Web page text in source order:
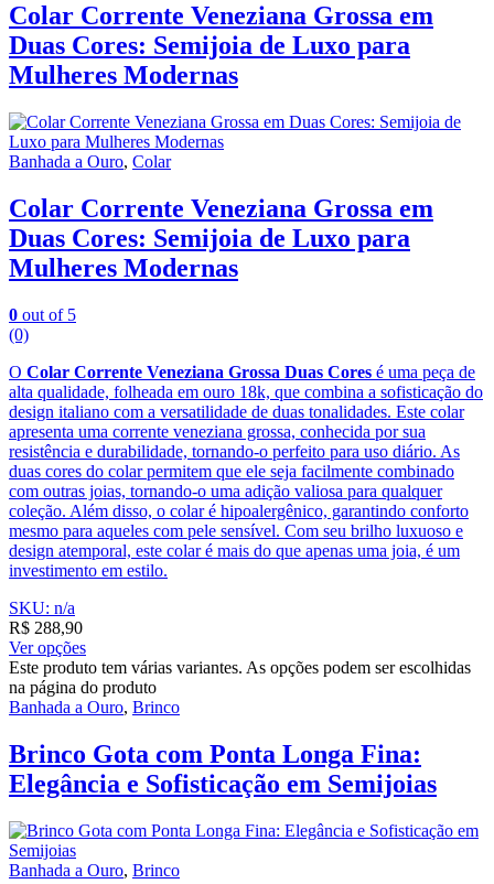
Colar Corrente Veneziana Grossa em
Duas Cores: Semijoia de Luxo para
Mulheres Modernas
Banhada a Ouro, Colar
Colar Corrente Veneziana Grossa em
Duas Cores: Semijoia de Luxo para
Mulheres Modernas
0 out of 5
(0)
O Colar Corrente Veneziana Grossa Duas Cores é uma peça de
alta qualidade, folheada em ouro 18k, que combina a sofisticação do
design italiano com a versatilidade de duas tonalidades. Este colar
apresenta uma corrente veneziana grossa, conhecida por sua
resistência e durabilidade, tornando-o perfeito para uso diário. As
duas cores do colar permitem que ele seja facilmente combinado
com outras joias, tornando-o uma adição valiosa para qualquer
coleção. Além disso, o colar é hipoalergênico, garantindo conforto
mesmo para aqueles com pele sensível. Com seu brilho luxuoso e
design atemporal, este colar é mais do que apenas uma joia, é um
investimento em estilo.
SKU: n/a
R$ 288,90
Ver opções
Este produto tem várias variantes. As opções podem ser escolhidas
na página do produto
Banhada a Ouro, Brinco
Brinco Gota com Ponta Longa Fina:
Elegância e Sofisticação em Semijoias
Banhada a Ouro, Brinco